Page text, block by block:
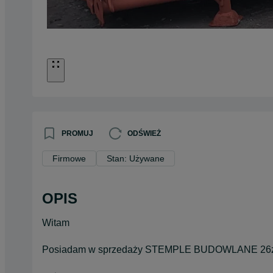
PROMUJ ODŚWIEŻ
Firmowe Stan: Używane
OPIS
Witam
Posiadam w sprzedaży STEMPLE BUDOWLANE